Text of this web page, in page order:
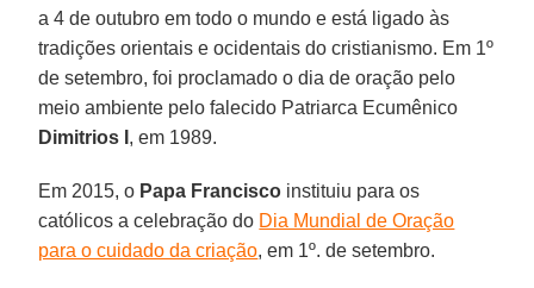
a 4 de outubro em todo o mundo e está ligado às
tradições orientais e ocidentais do cristianismo. Em 1º
de setembro, foi proclamado o dia de oração pelo
meio ambiente pelo falecido Patriarca Ecumênico
Dimitrios I , em 1989.
Em 2015, o Papa Francisco instituiu para os
católicos a celebração do Dia Mundial de Oração
para o cuidado da criação, em 1º. de setembro.